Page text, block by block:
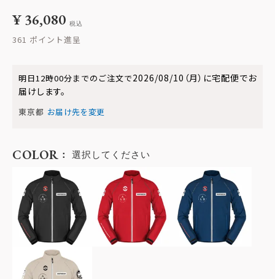
¥36,080 税込
361
明日12時00分までのご注文で2026/08/10（月） に宅配便でお
届けします。
東京都 お届け先を変更
COLOR 選択してください